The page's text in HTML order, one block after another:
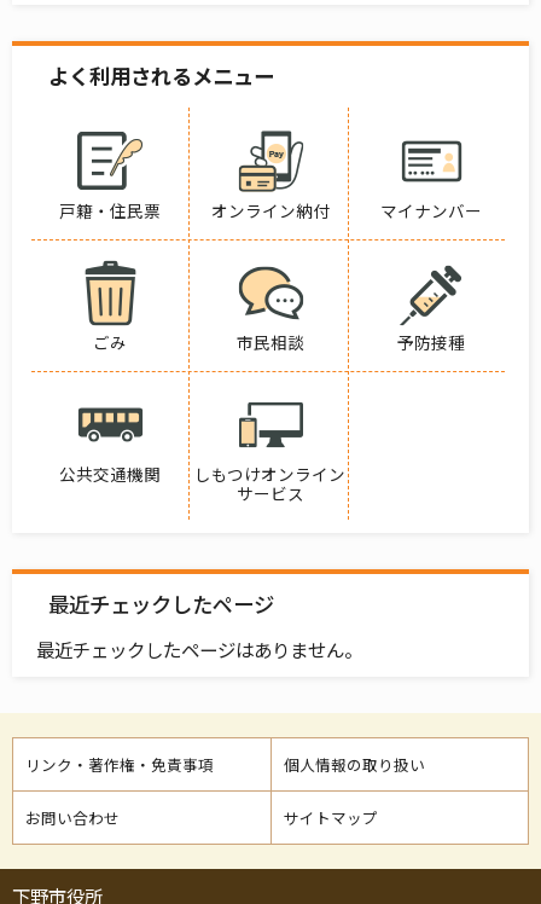
よく利用されるメニュー
戸籍・住民票 オンライン納付 マイナンバー
ごみ 市民相談 予防接種
公共交通機関
しもつけオンライン
サービス
最近チェックしたページ
最近チェックしたページはありません。
リンク・著作権・免責事項 個人情報の取り扱い
お問い合わせ サイトマップ
下野市役所